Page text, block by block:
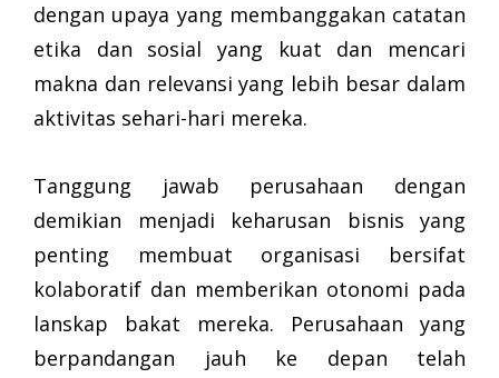
dengan upaya yang membanggakan catatan
etika dan sosial yang kuat dan mencari
makna dan relevansi yang lebih besar dalam
aktivitas sehari-hari mereka.
Tanggung jawab perusahaan dengan
demikian menjadi keharusan bisnis yang
penting membuat organisasi bersifat
kolaboratif dan memberikan otonomi pada
lanskap bakat mereka. Perusahaan yang
berpandangan jauh ke depan telah